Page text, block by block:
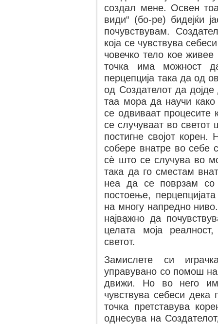
создал мене. Освен
види“ (бо-ре) бидејќи
почувствувам.
која се чувствува
човечко тело кое
точка има можност
перцепција така да од
од Создателот да
таа мора да научи
се одвиваат процесите
се случуваат во светот
постигне својот
собере внатре во себе
сѐ што се случува во
така да го сместам
неа да се поврзам со
постоење,
на многу напредно
најважно да
целата моја
светот.
Замислете си
управувано со помош на
движи. Но во него
чувствува себеси
точка претставува
однесува на